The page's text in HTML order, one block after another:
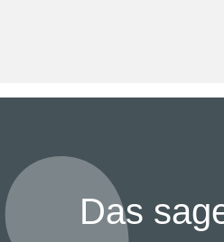
Das